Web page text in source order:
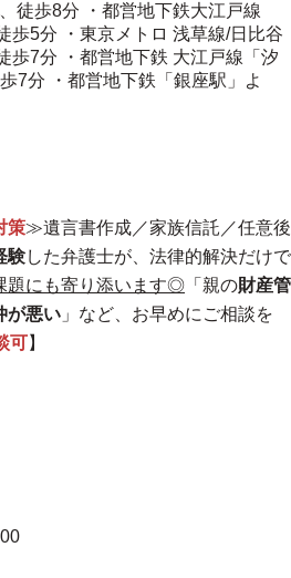
徒歩8分 ・都営地下鉄大江戸線
歩5分 ・東京メトロ 浅草線/日比谷
歩7分 ・都営地下鉄 大江戸線「汐
7分 ・都営地下鉄「銀座駅」よ
策≫遺言書作成／家族信託／任意後
験した弁護士が、法律的解決だけで
題にも寄り添います◎ 「親の財産管
が悪い 」など、お早めにご相談を
可】